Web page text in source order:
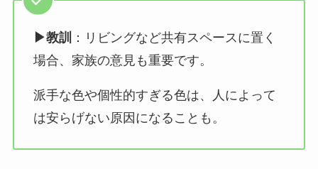
▶︎教訓
：リビングなど共有スペースに置く
場合、家族の意見も重要です。
派手な色や個性的すぎる色は、人によって
は安らげない原因になることも。